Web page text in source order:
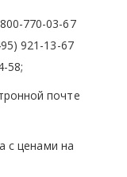
770-03-67
921-13-67
58;
почте
с ценами на